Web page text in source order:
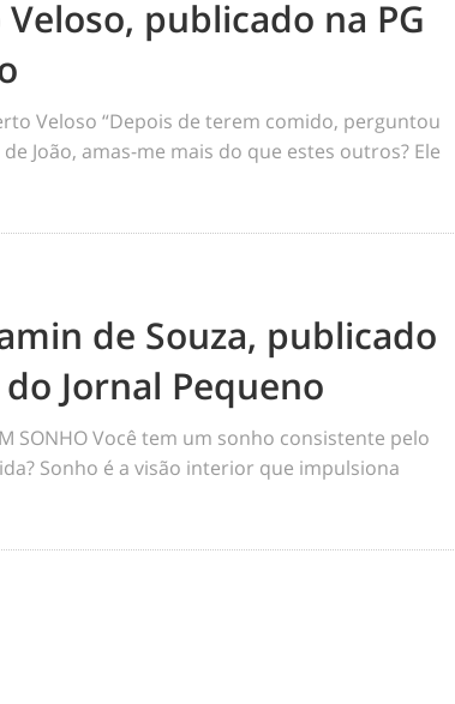
publicado na PG
Veloso “Depois de terem comido, perguntou
João, amas-me mais do que estes outros? Ele
de Souza, publicado
Jornal Pequeno
SONHO Você tem um sonho consistente pelo
Sonho é a visão interior que impulsiona